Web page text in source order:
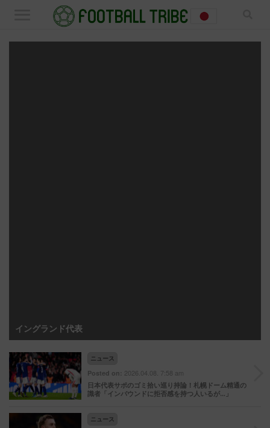
イングランド代表
ニュース
Posted on: 2026.04.08. 7:58 am
日本代表サポのゴミ拾い巡り持論！札幌ドーム精通の
識者「インバウンドに拒否感を持つ人いるが…」
ニュース